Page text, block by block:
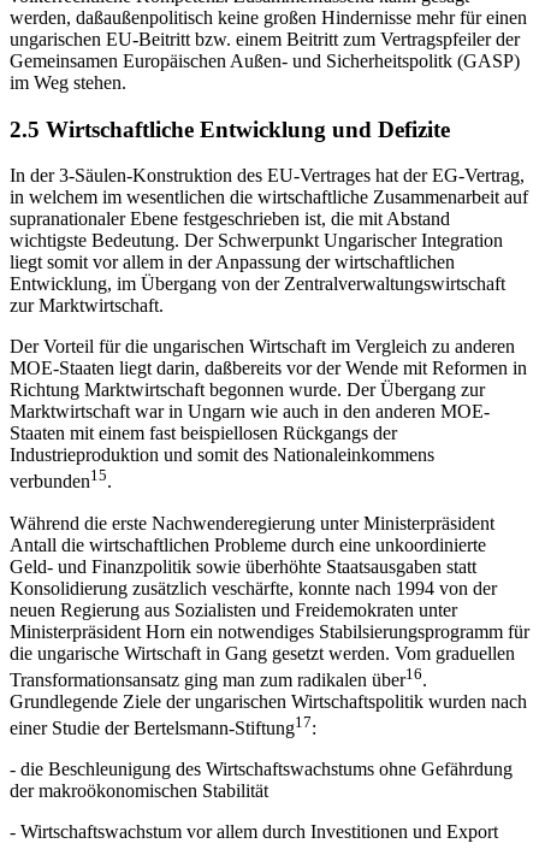
werden, daßaußenpolitisch keine großen Hindernisse mehr für einen
ungarischen EU-Beitritt bzw. einem Beitritt zum Vertragspfeiler der
Gemeinsamen Europäischen Außen- und Sicherheitspolitk (GASP)
im Weg stehen.
2.5 Wirtschaftliche Entwicklung und Defizite
In der 3-Säulen-Konstruktion des EU-Vertrages hat der EG-Vertrag,
in welchem im wesentlichen die wirtschaftliche Zusammenarbeit auf
supranationaler Ebene festgeschrieben ist, die mit Abstand
wichtigste Bedeutung. Der Schwerpunkt Ungarischer Integration
liegt somit vor allem in der Anpassung der wirtschaftlichen
Entwicklung, im Übergang von der Zentralverwaltungswirtschaft
zur Marktwirtschaft.
Der Vorteil für die ungarischen Wirtschaft im Vergleich zu anderen
MOE-Staaten liegt darin, daßbereits vor der Wende mit Reformen in
Richtung Marktwirtschaft begonnen wurde. Der Übergang zur
Marktwirtschaft war in Ungarn wie auch in den anderen MOE-
Staaten mit einem fast beispiellosen Rückgangs der
Industrieproduktion und somit des Nationaleinkommens
verbunden15.
Während die erste Nachwenderegierung unter Ministerpräsident
Antall die wirtschaftlichen Probleme durch eine unkoordinierte
Geld- und Finanzpolitik sowie überhöhte Staatsausgaben statt
Konsolidierung zusätzlich veschärfte, konnte nach 1994 von der
neuen Regierung aus Sozialisten und Freidemokraten unter
Ministerpräsident Horn ein notwendiges Stabilsierungsprogramm für
die ungarische Wirtschaft in Gang gesetzt werden. Vom graduellen
Transformationsansatz ging man zum radikalen über16.
Grundlegende Ziele der ungarischen Wirtschaftspolitik wurden nach
einer Studie der Bertelsmann-Stiftung17:
- die Beschleunigung des Wirtschaftswachstums ohne Gefährdung
der makroökonomischen Stabilität
- Wirtschaftswachstum vor allem durch Investitionen und Export